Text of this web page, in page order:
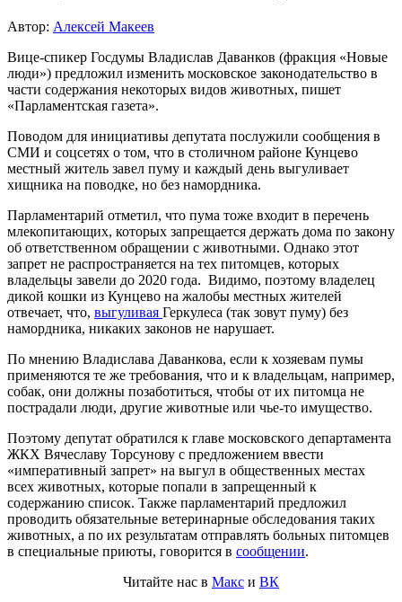
Автор: Алексей Макеев
Вице-спикер Госдумы Владислав Даванков (фракция «Новые
люди») предложил изменить московское законодательство в
части содержания некоторых видов животных, пишет
«Парламентская газета».
Поводом для инициативы депутата послужили сообщения в
СМИ и соцсетях о том, что в столичном районе Кунцево
местный житель завел пуму и каждый день выгуливает
хищника на поводке, но без намордника.
Парламентарий отметил, что пума тоже входит в перечень
млекопитающих, которых запрещается держать дома по закону
об ответственном обращении с животными. Однако этот
запрет не распространяется на тех питомцев, которых
владельцы завели до 2020 года. Видимо, поэтому владелец
дикой кошки из Кунцево на жалобы местных жителей
отвечает, что, выгуливая Геркулеса (так зовут пуму) без
намордника, никаких законов не нарушает.
По мнению Владислава Даванкова, если к хозяевам пумы
применяются те же требования, что и к владельцам, например,
собак, они должны позаботиться, чтобы от их питомца не
пострадали люди, другие животные или чье-то имущество.
Поэтому депутат обратился к главе московского департамента
ЖКХ Вячеславу Торсунову с предложением ввести
«императивный запрет» на выгул в общественных местах
всех животных, которые попали в запрещенный к
содержанию список. Также парламентарий предложил
проводить обязательные ветеринарные обследования таких
животных, а по их результатам отправлять больных питомцев
в специальные приюты, говорится в сообщении.
Читайте нас в Макс и ВК